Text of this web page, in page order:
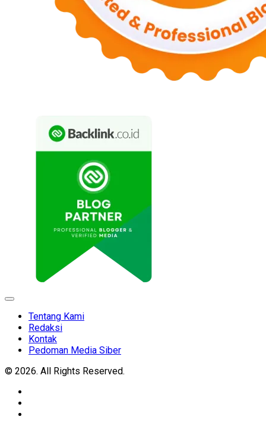
Expand
Tentang Kami
Redaksi
Kontak
Pedoman Media Siber
© 2026. All Rights Reserved.